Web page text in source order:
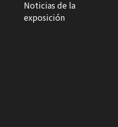
Noticias de la
exposición